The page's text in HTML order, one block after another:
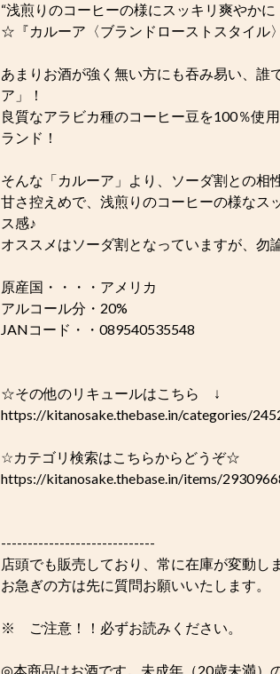
“浅煎りのコーヒーの様にスッキリ爽やかに
☆『カルーア〈ブランドローストスタイル
あまりお酒が強く無い方にも吞み易い、誰
ア」！
良質なアラビカ種のコーヒー豆を100％使
ランド！
そんな「カルーア」より、ソーダ割との相
甘さ控えめで、浅煎りのコーヒーの様なス
ス感♪
オススメはソーダ割となっていますが、勿
原産国・・・・アメリカ
アルコール分・20%
JANコード・・089540535548
☆その他のリキュールはこちら ↓
https://kitanosake.thebase.in/categories/
☆カテゴリ検索はこちらからどうぞ☆
https://kitanosake.thebase.in/items/
-----------------------------
店頭でも販売しており、常に在庫が変動し
お急ぎの方は先に質問お願いいたします。
※ ご注意！！必ずお読みください。
◎本商品はお酒です。未成年（20歳未満）